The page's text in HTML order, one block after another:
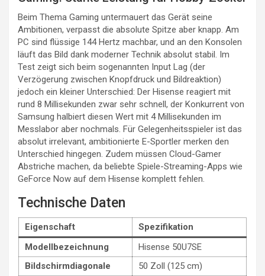
Beim Thema Gaming untermauert das Gerät seine
Ambitionen, verpasst die absolute Spitze aber knapp. Am
PC sind flüssige 144 Hertz machbar, und an den Konsolen
läuft das Bild dank moderner Technik absolut stabil. Im
Test zeigt sich beim sogenannten Input Lag (der
Verzögerung zwischen Knopfdruck und Bildreaktion)
jedoch ein kleiner Unterschied: Der Hisense reagiert mit
rund 8 Millisekunden zwar sehr schnell, der Konkurrent von
Samsung halbiert diesen Wert mit 4 Millisekunden im
Messlabor aber nochmals. Für Gelegenheitsspieler ist das
absolut irrelevant, ambitionierte E-Sportler merken den
Unterschied hingegen. Zudem müssen Cloud-Gamer
Abstriche machen, da beliebte Spiele-Streaming-Apps wie
GeForce Now auf dem Hisense komplett fehlen.
Technische Daten
Eigenschaft
Spezifikation
Modellbezeichnung
Hisense 50U7SE
Bildschirmdiagonale
50 Zoll (125 cm)